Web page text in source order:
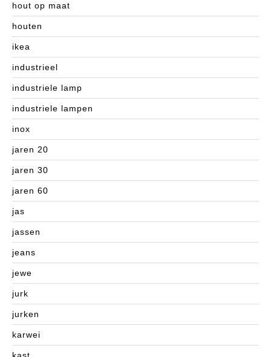
hout op maat
houten
ikea
industrieel
industriele lamp
industriele lampen
inox
jaren 20
jaren 30
jaren 60
jas
jassen
jeans
jewe
jurk
jurken
karwei